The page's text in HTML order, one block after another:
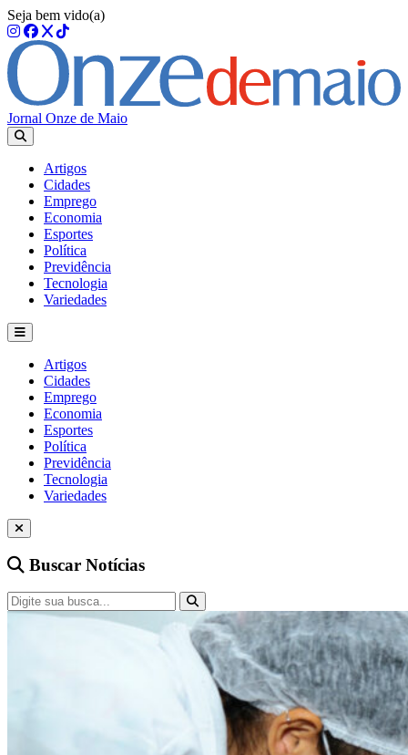
Seja bem vido(a)
Jornal Onze de Maio
Artigos
Cidades
Emprego
Economia
Esportes
Política
Previdência
Tecnologia
Variedades
Artigos
Cidades
Emprego
Economia
Esportes
Política
Previdência
Tecnologia
Variedades
Buscar Notícias